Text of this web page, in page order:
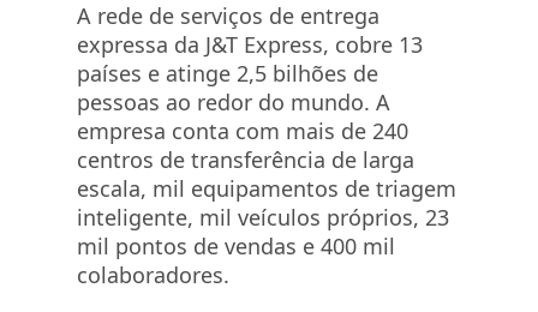
A rede de serviços de entrega
expressa da J&T Express, cobre 13
países e atinge 2,5 bilhões de
pessoas ao redor do mundo. A
empresa conta com mais de 240
centros de transferência de larga
escala, mil equipamentos de triagem
inteligente, mil veículos próprios, 23
mil pontos de vendas e 400 mil
colaboradores.